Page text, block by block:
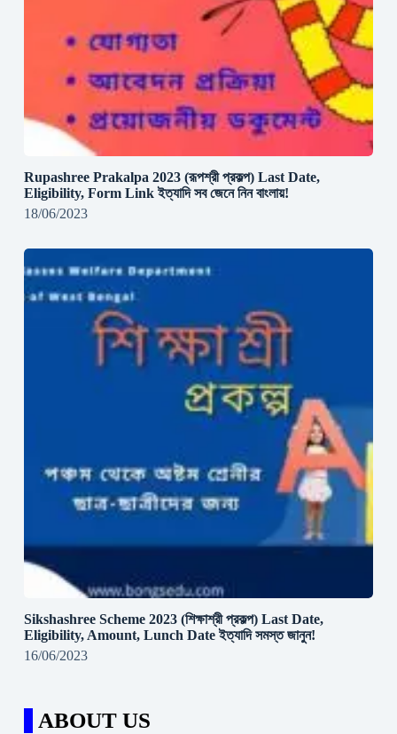
Rupashree Prakalpa 2023 (রূপশ্রী প্রকল্প) Last Date,
Eligibility, Form Link ইত্যাদি সব জেনে নিন বাংলায়!
18/06/2023
Sikshashree Scheme 2023 (শিক্ষাশ্রী প্রকল্প) Last Date,
Eligibility, Amount, Lunch Date ইত্যাদি সমস্ত জানুন!
16/06/2023
ABOUT US